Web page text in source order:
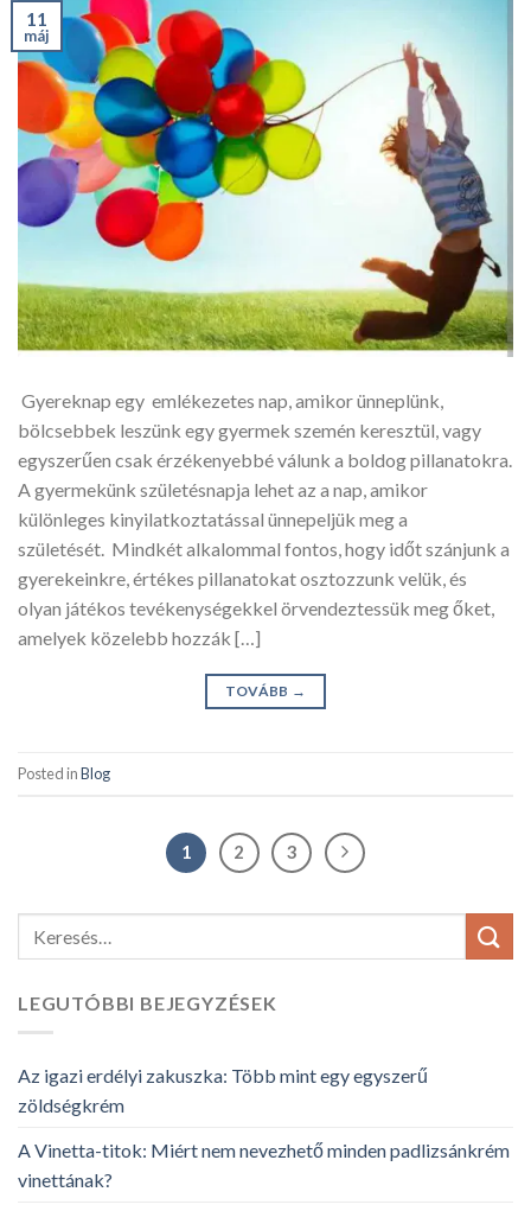
11
máj
Gyereknap egy emlékezetes nap, amikor ünneplünk,
bölcsebbek leszünk egy gyermek szemén keresztül, vagy
egyszerűen csak érzékenyebbé válunk a boldog pillanatokra.
A gyermekünk születésnapja lehet az a nap, amikor
különleges kinyilatkoztatással ünnepeljük meg a
születését. Mindkét alkalommal fontos, hogy időt szánjunk a
gyerekeinkre, értékes pillanatokat osztozzunk velük, és
olyan játékos tevékenységekkel örvendeztessük meg őket,
amelyek közelebb hozzák […]
TOVÁBB →
Posted inBlog
1 2 3
LEGUTÓBBI BEJEGYZÉSEK
Az igazi erdélyi zakuszka: Több mint egy egyszerű
zöldségkrém
A Vinetta-titok: Miért nem nevezhető minden padlizsánkrém
vinettának?